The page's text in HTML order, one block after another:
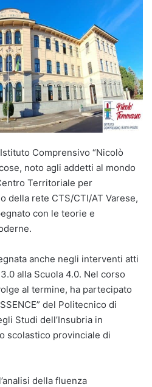
Comprensivo “Nicolò
noto agli addetti al mondo
Territoriale per
della rete CTS/CTI/AT Varese,
con le teorie e
anche negli interventi atti
alla Scuola 4.0. Nel corso
al termine, ha partecipato
del Politecnico di
Studi dell’Insubria in
scolastico provinciale di
della fluenza